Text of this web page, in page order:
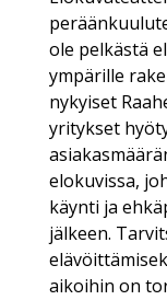
ole pelkästä
ympärille
nykyiset
yritykset
elokuvissa,
käynti ja
jälkeen.
aikoihin on